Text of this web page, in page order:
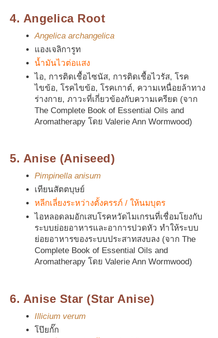
4. Angelica Root
Angelica archangelica
แองเจลิการูท
น้ำมันไวต่อแสง
ไอ, การติดเชื้อไซนัส, การติดเชื้อไวรัส, โรค
ไขข้อ, โรคไขข้อ, โรคเกาต์, ความเหนื่อยล้าทาง
ร่างกาย, ภาวะที่เกี่ยวข้องกับความเครียด (จาก
The Complete Book of Essential Oils and
Aromatherapy โดย Valerie Ann Wormwood)
5. Anise (Aniseed)
Pimpinella anisum
เทียนสัตตบุษย์
หลีกเลี่ยงระหว่างตั้งครรภ์ / ให้นมบุตร
ไอหลอดลมอักเสบโรคหวัดไมเกรนที่เชื่อมโยงกับ
ระบบย่อยอาหารและอาการปวดหัว ทำให้ระบบ
ย่อยอาหารของระบบประสาทสงบลง (จาก The
Complete Book of Essential Oils and
Aromatherapy โดย Valerie Ann Wormwood)
6. Anise Star (Star Anise)
Illicium verum
โป๊ยกั๊ก